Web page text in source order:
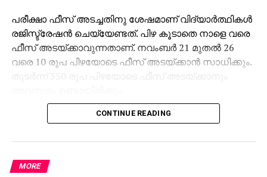
പരീക്ഷാ ഫീസ് അടച്ചതിനു ശേഷമാണ് വിദ്യാര്‍ത്ഥികള്‍
രജിസ്ട്രേഷന്‍ ചെയ്യേണ്ടത്. പിഴ കൂടാതെ നാളെ വരെ
ഫീസ് അടയ്ക്കാവുന്നതാണ്. നവംബര്‍ 21 മുതല്‍ 26
വരെ 10 രൂപ പിഴയോടെ ഫീസ് അടയ്ക്കാന്‍ സാധിക്കും.
തുടര്‍ന്ന് 350 രൂപ പിഴയോടെ ഫീസ് അടയ്ക്കാനും
2026 മാര്‍ച്ച് 5 മുതല്‍ 30 വരെയാണ് പ്രധാന പരീക്ഷകള്‍
വരെ നടത്തും.
CONTINUE READING
MORE